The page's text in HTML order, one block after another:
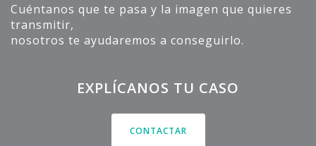
Cuéntanos que te pasa y la imagen que quieres
transmitir,
nosotros te ayudaremos a conseguirlo.
EXPLÍCANOS TU CASO
CONTACTAR